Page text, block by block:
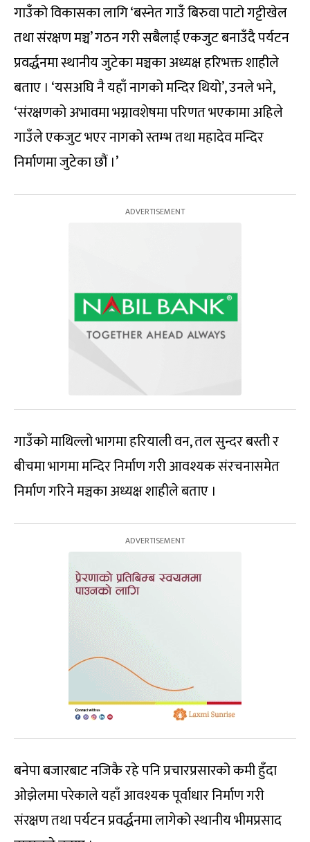
गाउँको विकासका लागि ‘बस्नेत गाउँ बिरुवा पाटो गट्टीखेल
तथा संरक्षण मञ्च’ गठन गरी सबैलाई एकजुट बनाउँदै पर्यटन
प्रवर्द्धनमा स्थानीय जुटेका मञ्चका अध्यक्ष हरिभक्त शाहीले
बताए । ‘यसअघि नै यहाँ नागको मन्दिर थियो’, उनले भने,
‘संरक्षणको अभावमा भग्नावशेषमा परिणत भएकामा अहिले
गाउँले एकजुट भएर नागको स्तम्भ तथा महादेव मन्दिर
निर्माणमा जुटेका छौं ।’
गाउँको माथिल्लो भागमा हरियाली वन, तल सुन्दर बस्ती र
बीचमा भागमा मन्दिर निर्माण गरी आवश्यक संरचनासमेत
निर्माण गरिने मञ्चका अध्यक्ष शाहीले बताए ।
बनेपा बजारबाट नजिकै रहे पनि प्रचारप्रसारको कमी हुँदा
ओझेलमा परेकाले यहाँ आवश्यक पूर्वाधार निर्माण गरी
संरक्षण तथा पर्यटन प्रवर्द्धनमा लागेको स्थानीय भीमप्रसाद